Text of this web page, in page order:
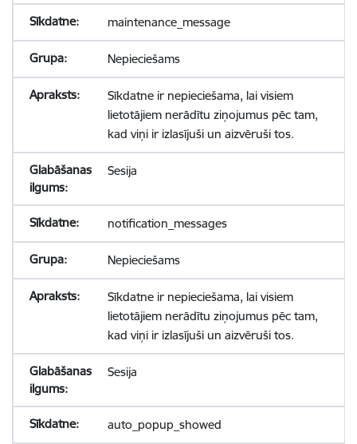
maintenance_message
Nepieciešams
Sīkdatne ir nepieciešama, lai visiem
lietotājiem nerādītu ziņojumus pēc tam,
kad viņi ir izlasījuši un aizvēruši tos.
Sesija
notification_messages
Nepieciešams
Sīkdatne ir nepieciešama, lai visiem
lietotājiem nerādītu ziņojumus pēc tam,
kad viņi ir izlasījuši un aizvēruši tos.
Sesija
auto_popup_showed